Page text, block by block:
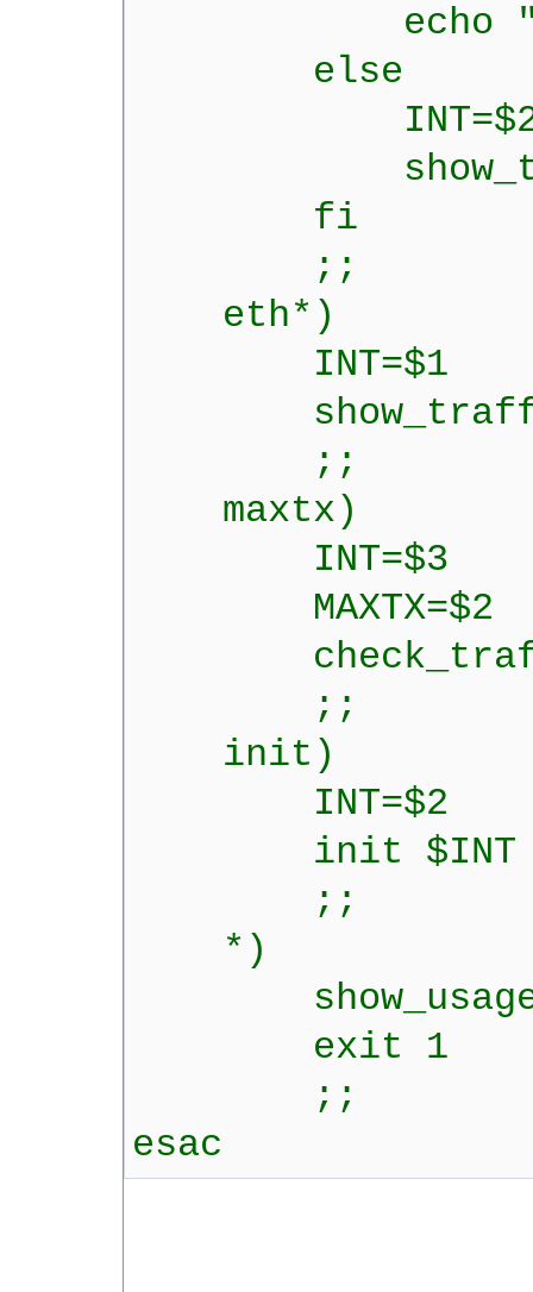
echo
else
fi
;;
eth*)
INT=$1
;;
maxtx)
INT=$3
MAXTX=$2
check_traffic
;;
init)
INT=$2
init $INT
;;
*)
exit 1
;;
esac